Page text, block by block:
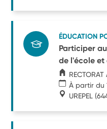
ÉDUCATION
Participer
de l'école et
RECTORAT
À partir du
UREPEL